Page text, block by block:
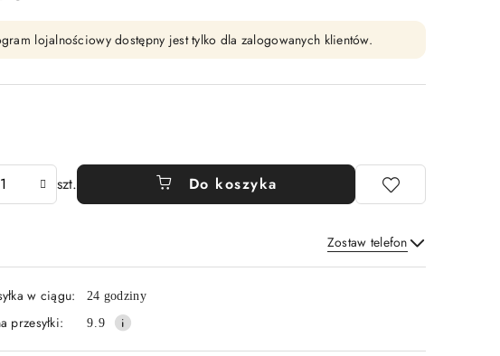
lojalnościowy dostępny jest tylko dla zalogowanych klientów.
szt. Do koszyka
Zostaw telefon
Wyślij
w ciągu: 24 godziny
przesyłki: 9.9